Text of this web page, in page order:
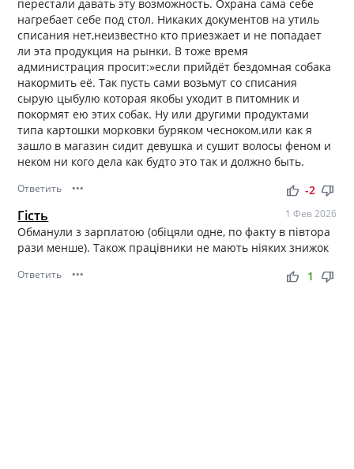
перестали давать эту возможность. Охрана сама себе
нагребает себе под стол. Никаких документов на утиль
списания нет,неизвестно кто приезжает и не попадает
ли эта продукция на рынки. В тоже время
администрация просит:»если прийдёт бездомная собака
накормить её. Так пусть сами возьмут со списания
сырую цыбулю которая якобы уходит в питомник и
покормят ею этих собак. Ну или другими продуктами
типа картошки морковки буряком чесноком.или как я
зашло в магазин сидит девушка и сушит волосы феном и
неком ни кого дела как будто это так и должно быть.
Ответить ••• thumb_up thumb_down
-2
Гість 1 Фев 2026
Обманули з зарплатою (обіцяли одне, по факту в півтора
рази менше). Також працівники не мають ніяких знижок
Ответить ••• thumb_up thumb_down
1